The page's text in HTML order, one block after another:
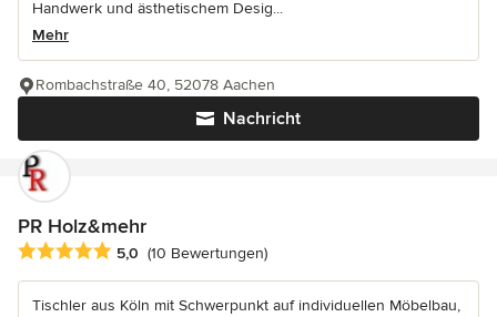
Handwerk und ästhetischem Desig...
Mehr
Nachricht
Rombachstraße 40, 52078 Aachen
PR Holz&mehr
Durchschnittliche Bewertung: 5 von 5 Sternen
5,0 (10 Bewertungen)
Tischler aus Köln mit Schwerpunkt auf individuellen Möbelbau,